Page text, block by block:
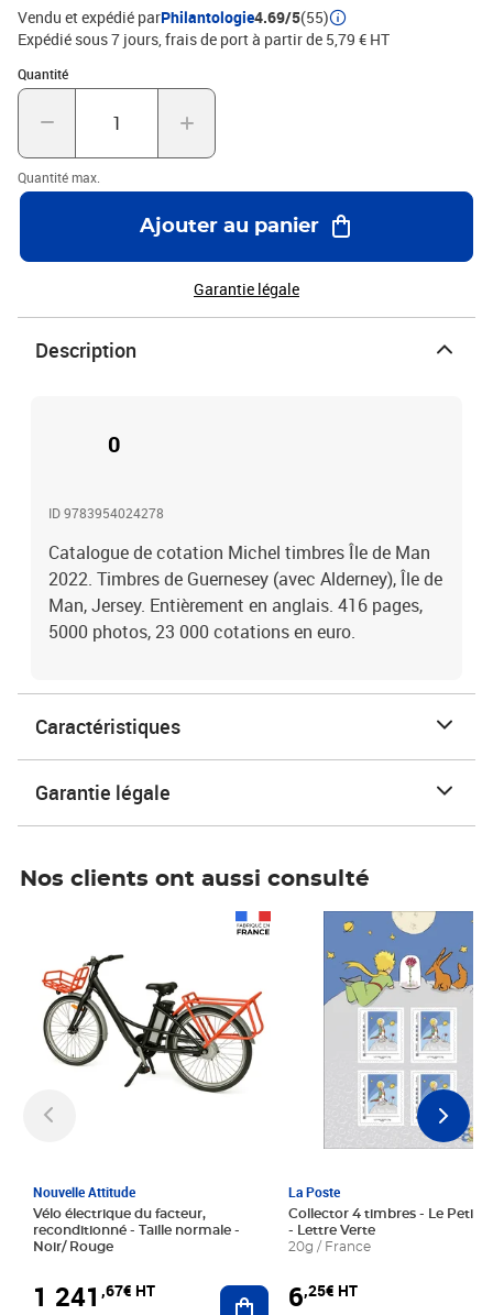
Vendu et expédié parPhilantologie4.69/5(55)
Expédié sous 7 jours, frais de port à partir de 5,79 € HT
Quantité
Quantité : 1
Quantité max.
Ajouter au panier
Garantie légale
Description
0
ID 9783954024278
Catalogue de cotation Michel timbres Île de Man
2022. Timbres de Guernesey (avec Alderney), Île de
Man, Jersey. Entièrement en anglais. 416 pages,
5000 photos, 23 000 cotations en euro.
Caractéristiques
Garantie légale
Nos clients ont aussi consulté
Nouvelle Attitude
Vélo électrique du facteur,
reconditionné - Taille normale -
Noir/ Rouge
1 241 ,67€ HT Ajouter au panier
La Poste
Collector 4 timbres - Le Petit
- Lettre Verte
20g / France
6,25€ HT
Prix 6,25€ HT